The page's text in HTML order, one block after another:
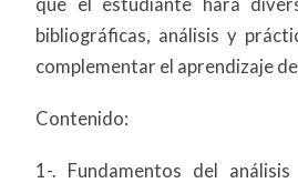
bibliográficas, análisis y
complementar el aprendizaje
Contenido:
1-. Fundamentos del